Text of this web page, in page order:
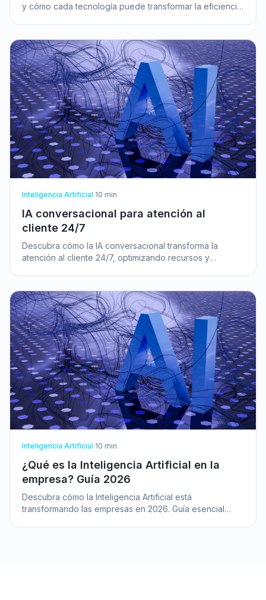
y cómo cada tecnología puede transformar la eficiencia
Inteligencia Artificial 10 min
IA conversacional para atención al
cliente 24/7
Descubra cómo la IA conversacional transforma la
atención al cliente 24/7, optimizando recursos y
Inteligencia Artificial 10 min
¿Qué es la Inteligencia Artificial en la
empresa? Guía 2026
Descubra cómo la Inteligencia Artificial está
transformando las empresas en 2026. Guía esencial